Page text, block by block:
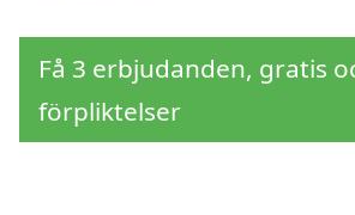
Få 3 erbjudanden, gratis
förpliktelser